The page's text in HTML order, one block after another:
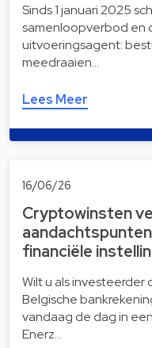
Sinds 1 januari 2025
samenloopverbod en
uitvoeringsagent:
meedraaien…
Lees Meer
16/06/26
Cryptowinsten
financiële
Wilt u als investeerder
Belgische
vandaag de dag in
Enerz…